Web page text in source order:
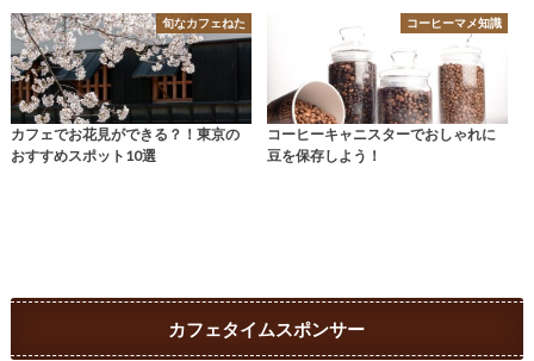
旬なカフェねた
カフェでお花見ができる？！東京の
おすすめスポット10選
コーヒーマメ知識
コーヒーキャニスターでおしゃれに
豆を保存しよう！
カフェタイムスポンサー